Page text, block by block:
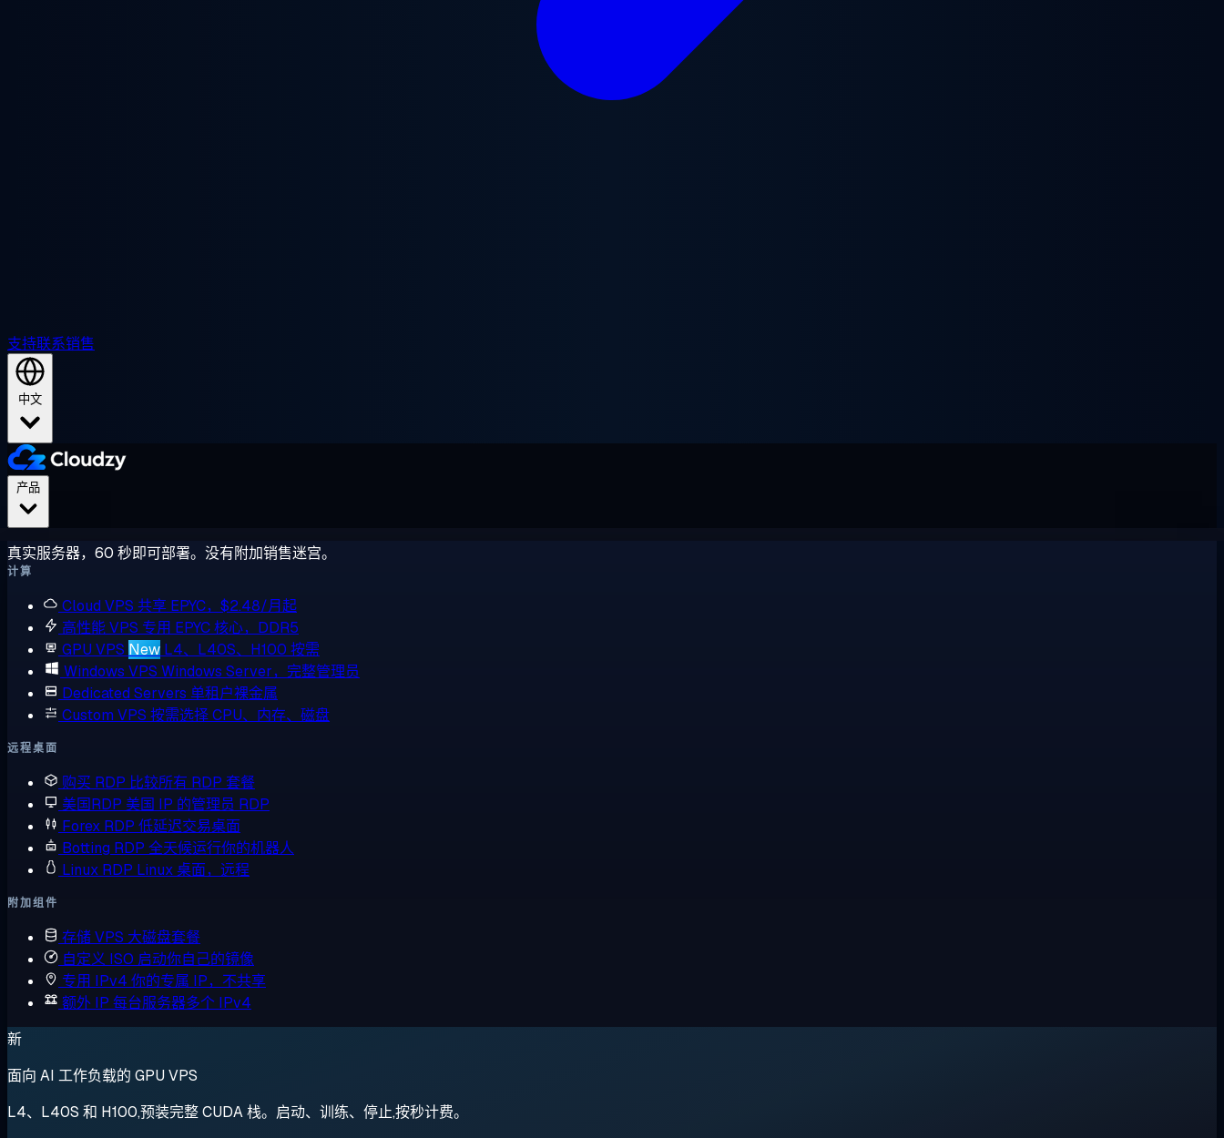
支持联系销售
中文
真实服务器，60 秒即可部署。没有附加销售迷宫。
计算
Cloud VPS 共享 EPYC，$2.48/月起
高性能 VPS 专用 EPYC 核心，DDR5
GPU VPS New L4、L40S、H100 按需
Windows VPS Windows Server，完整管理员
Dedicated Servers 单租户裸金属
Custom VPS 按需选择 CPU、内存、磁盘
远程桌面
购买 RDP 比较所有 RDP 套餐
美国RDP 美国 IP 的管理员 RDP
Forex RDP 低延迟交易桌面
Botting RDP 全天候运行你的机器人
Linux RDP Linux 桌面，远程
附加组件
存储 VPS 大磁盘套餐
自定义 ISO 启动你自己的镜像
专用 IPv4 你的专属 IP，不共享
额外 IP 每台服务器多个 IPv4
新
面向 AI 工作负载的 GPU VPS
L4、L40S 和 H100,预装完整 CUDA 栈。启动、训练、停止,按秒计费。